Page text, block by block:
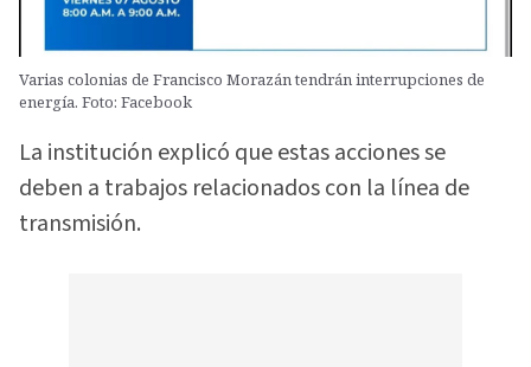
Varias colonias de Francisco Morazán tendrán interrupciones de
energía. Foto: Facebook
La institución explicó que estas acciones se
deben a trabajos relacionados con la línea de
transmisión.